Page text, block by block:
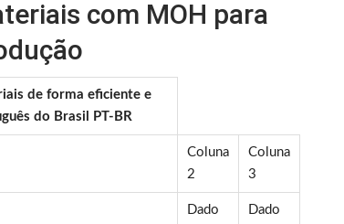
com MOH para
de forma eficiente e
do Brasil PT-BR
Coluna
2
Coluna
3
Dado
Dado